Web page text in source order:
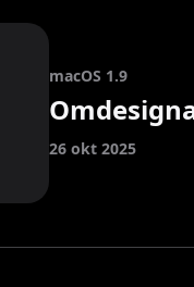
macOS 1.9
26 okt 2025